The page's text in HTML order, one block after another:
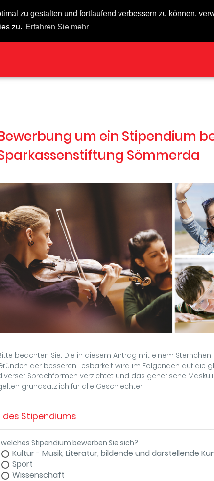
zu gestalten und fortlaufend verbessern zu können,
zu. Erfahren Sie mehr
um ein Stipendium
Sömmerda
beachten Sie: Die in diesem Antrag mit einem Sternchen
der besseren Lesbarkeit wird im Folgenden auf die
Sprachformen verzichtet und das generische
grundsätzlich für alle Geschlechter.
des Stipendiums
Stipendium bewerben Sie sich?
Kultur - Musik, Literatur, bildende und darstellende
Sport
Wissenschaft